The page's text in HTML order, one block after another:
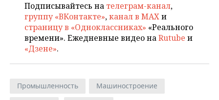
Подписывайтесь на телеграм-канал,
группу «ВКонтакте»,канал в MAXи
страницу в «Одноклассниках» «Реального
времени». Ежедневные видео наRutube и
«Дзене».
Промышленность
Машиностроение